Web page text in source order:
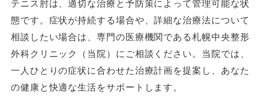
テニス肘は、適切な治療と予防策によって管理可能な状
態です。症状が持続する場合や、詳細な治療法について
相談したい場合は、専門の医療機関である札幌中央整形
外科クリニック（当院）にご相談ください。当院では、
一人ひとりの症状に合わせた治療計画を提案し、あなた
の健康と快適な生活をサポートします。